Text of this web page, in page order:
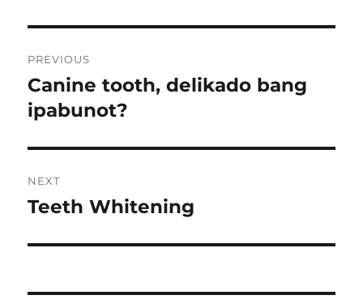
navigation
PREVIOUS
Previous
post:
Canine tooth, delikado bang
ipabunot?
NEXT
Next
Teeth Whitening